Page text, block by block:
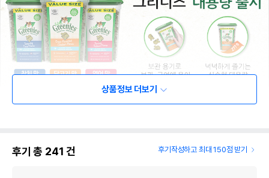
상품정보 더보기
후기 총 241 건 후기작성하고 최대 150점 받기